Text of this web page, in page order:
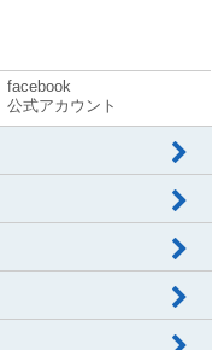
facebook
公式アカウント